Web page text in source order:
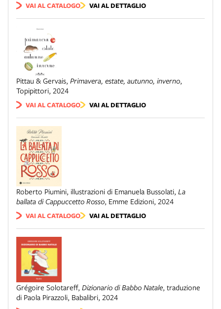
VAI AL CATALOGO VAI AL DETTAGLIO
Pittau & Gervais, Primavera, estate, autunno, inverno,
Topipittori, 2024
VAI AL CATALOGO VAI AL DETTAGLIO
Roberto Piumini, illustrazioni di Emanuela Bussolati, La
ballata di Cappuccetto Rosso, Emme Edizioni, 2024
VAI AL CATALOGO VAI AL DETTAGLIO
Grégoire Solotareff, Dizionario di Babbo Natale, traduzione
di Paola Pirazzoli, Babalibri, 2024